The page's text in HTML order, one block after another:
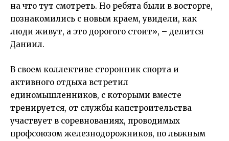
на что тут смотреть. Но ребята были в восторге,
познакомились с новым краем, увидели, как
люди живут, а это дорогого стоит», – делится
Даниил.
В своем коллективе сторонник спорта и
активного отдыха встретил
единомышленников, с которыми вместе
тренируется, от службы капстроительства
участвует в соревнованиях, проводимых
профсоюзом железнодорожников, по лыжным